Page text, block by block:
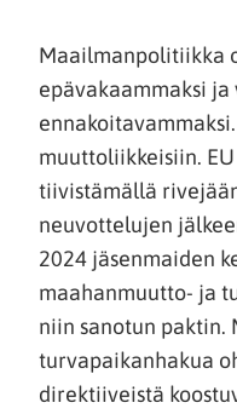
Maailmanpolitiikka
epävakaammaksi ja
muuttoliikkeisiin.
tiivistämällä
neuvottelujen
2024 jäsenmaiden
maahanmuutto- ja
niin sanotun paktin.
turvapaikanhakua
direktiiveistä